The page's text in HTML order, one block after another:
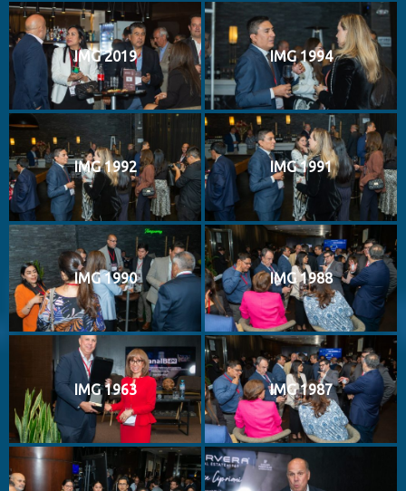
IMG 2019 IMG 1994
IMG 1992 IMG 1991
IMG 1990 IMG 1988
IMG 1963 IMG 1987